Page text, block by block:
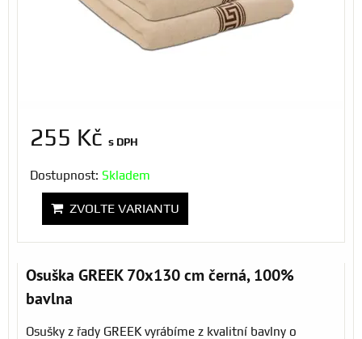
255 Kč s DPH
Dostupnost: Skladem
ZVOLTE VARIANTU
Osuška GREEK 70x130 cm černá, 100%
bavlna
Osušky z řady GREEK vyrábíme z kvalitní bavlny o